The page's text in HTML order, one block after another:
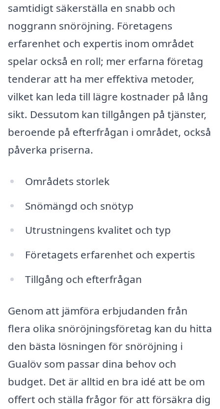
samtidigt säkerställa en snabb och
noggrann snöröjning. Företagens
erfarenhet och expertis inom området
spelar också en roll; mer erfarna företag
tenderar att ha mer effektiva metoder,
vilket kan leda till lägre kostnader på lång
sikt. Dessutom kan tillgången på tjänster,
beroende på efterfrågan i området, också
påverka priserna.
Områdets storlek
Snömängd och snötyp
Utrustningens kvalitet och typ
Företagets erfarenhet och expertis
Tillgång och efterfrågan
Genom att jämföra erbjudanden från
flera olika snöröjningsföretag kan du hitta
den bästa lösningen för snöröjning i
Gualöv som passar dina behov och
budget. Det är alltid en bra idé att be om
offert och ställa frågor för att försäkra dig